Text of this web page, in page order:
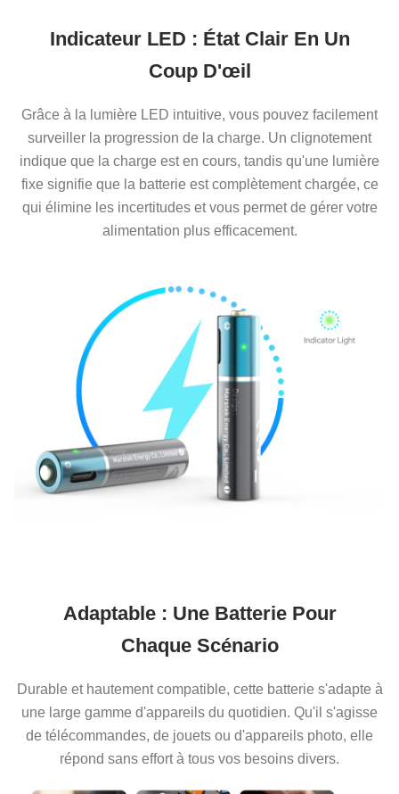
Indicateur LED : État Clair En Un
Coup D'œil
Grâce à la lumière LED intuitive, vous pouvez facilement
surveiller la progression de la charge. Un clignotement
indique que la charge est en cours, tandis qu'une lumière
fixe signifie que la batterie est complètement chargée, ce
qui élimine les incertitudes et vous permet de gérer votre
alimentation plus efficacement.
Adaptable : Une Batterie Pour
Chaque Scénario
Durable et hautement compatible, cette batterie s'adapte à
une large gamme d'appareils du quotidien. Qu'il s'agisse
de télécommandes, de jouets ou d'appareils photo, elle
répond sans effort à tous vos besoins divers.